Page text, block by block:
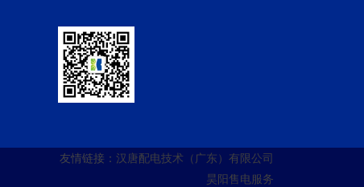
友情链接： 汉唐配电技术（广东）有限公司
昊阳售电服务